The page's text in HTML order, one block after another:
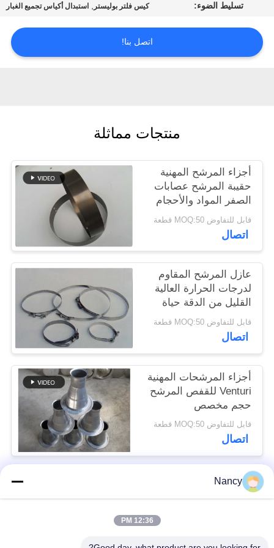
مراقبة
الجودة
اطلب
اقتباس
خريطة
الموقع
سياسة
الخصوصية
تسليط الضوء: كيس فلتر بوليستر , استبدال أكياس تجميع الغبار
اتصل بنا!
منتجات مماثلة
أجزاء المرشح المهنية
حقيبة المرشح عصابات
الصفر المواد والأحجام
المختلفة
قابل للتفاوض MOQ:50 قطعة
اتصال
عازل المرشح المقاوم
لدرجات الحرارة العالية
القليل من الدقة حياة
خدمة طويلة
قابل للتفاوض MOQ:50 قطعة
اتصال
أجزاء المرشحات المهنية
Venturi للقفص المرشح
حجم مخصص
قابل للتفاوض MOQ:50 قطعة
اتصال
فئات شعبية
الغبار
Nancy
12:36 PM